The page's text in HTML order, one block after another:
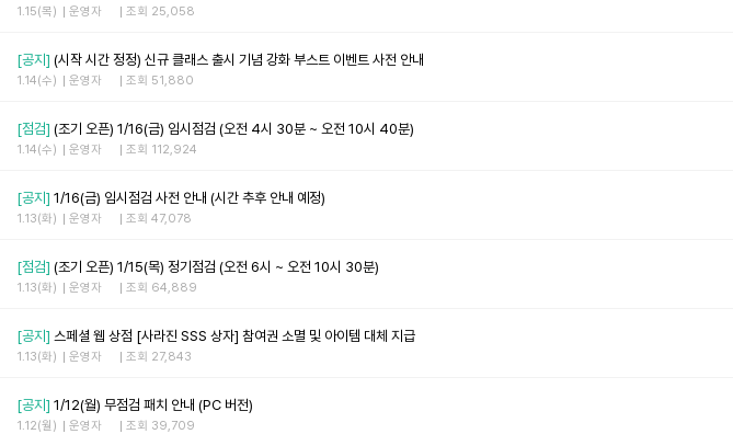
1.15(목) 운영자 조회 25,058
[공지] (시작 시간 정정) 신규 클래스 출시 기념 강화 부스트 이벤트 사전 안내
1.14(수) 운영자 조회 51,880
[점검] (조기 오픈) 1/16(금) 임시점검 (오전 4시 30분 ~ 오전 10시 40분)
1.14(수) 운영자 조회 112,924
[공지] 1/16(금) 임시점검 사전 안내 (시간 추후 안내 예정)
1.13(화) 운영자 조회 47,078
[점검] (조기 오픈) 1/15(목) 정기점검 (오전 6시 ~ 오전 10시 30분)
1.13(화) 운영자 조회 64,889
[공지] 스페셜 웹 상점 [사라진 SSS 상자] 참여권 소멸 및 아이템 대체 지급
1.13(화) 운영자 조회 27,843
[공지] 1/12(월) 무점검 패치 안내 (PC 버전)
1.12(월) 운영자 조회 39,709